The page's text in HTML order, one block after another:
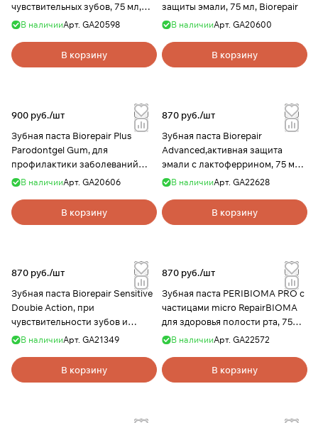
чувствительных зубов, 75 мл,
Biorepair
В наличииАрт. GA20598
В корзину
защиты эмали, 75 мл, Biorepair
В наличииАрт. GA20600
В корзину
900 руб./шт
Зубная паста Biorepair Plus
Parodontgel Gum, для
профилактики заболеваний
мягких тканей, 75 мл, Biorepair
В наличииАрт. GA20606
В корзину
870 руб./шт
Зубная паста Biorepair
Advanced,активная защита
эмали с лактоферрином, 75 мл,
Biorepair
В наличииАрт. GA22628
В корзину
870 руб./шт
Зубная паста Biorepair Sensitive
Doubie Action, при
чувствительности зубов и
эрозии эмали, 75 мл, Biorepair
В наличииАрт. GA21349
В корзину
870 руб./шт
Зубная паста PERIBIOMA PRO с
частицами micro RepairBIOMA
для здоровья полости рта, 75мл
Biorepair
В наличииАрт. GA22572
В корзину